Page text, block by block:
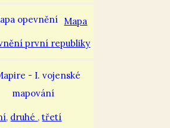
Mapa
první republiky
, druhé ,třetí